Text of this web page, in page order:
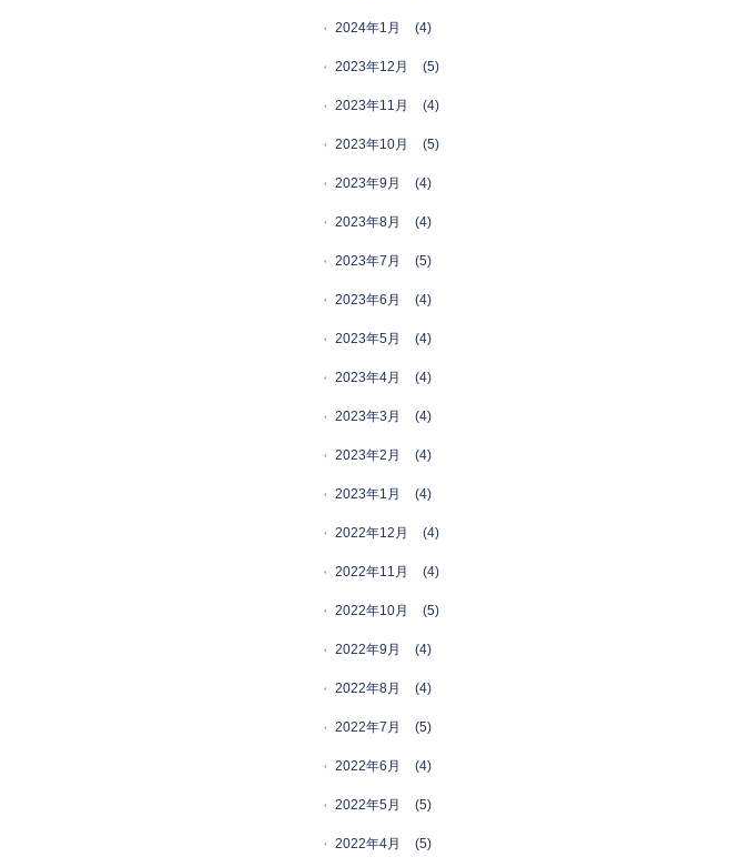
2024年1月 (4)
2023年12月 (5)
2023年11月 (4)
2023年10月 (5)
2023年9月 (4)
2023年8月 (4)
2023年7月 (5)
2023年6月 (4)
2023年5月 (4)
2023年4月 (4)
2023年3月 (4)
2023年2月 (4)
2023年1月 (4)
2022年12月 (4)
2022年11月 (4)
2022年10月 (5)
2022年9月 (4)
2022年8月 (4)
2022年7月 (5)
2022年6月 (4)
2022年5月 (5)
2022年4月 (5)